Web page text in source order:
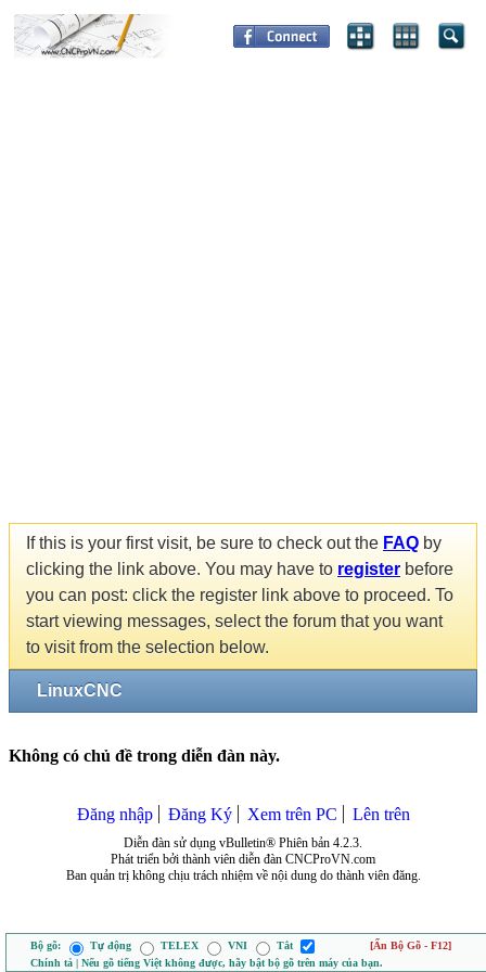
If this is your first visit, be sure to check out the FAQ by
clicking the link above. You may have to register before
you can post: click the register link above to proceed. To
start viewing messages, select the forum that you want
to visit from the selection below.
LinuxCNC
Không có chủ đề trong diễn đàn này.
Đăng nhập Đăng Ký Xem trên PC Lên trên
Diễn đàn sử dụng vBulletin® Phiên bản 4.2.3.
Phát triển bởi thành viên diễn đàn CNCProVN.com
Ban quản trị không chịu trách nhiệm về nội dung do thành viên đăng.
Bộ gõ: Tự động TELEX VNI Tắt
[Ẩn Bộ Gõ - F12]
Chính tả | Nếu gõ tiếng Việt không được, hãy bật bộ gõ trên máy của bạn.